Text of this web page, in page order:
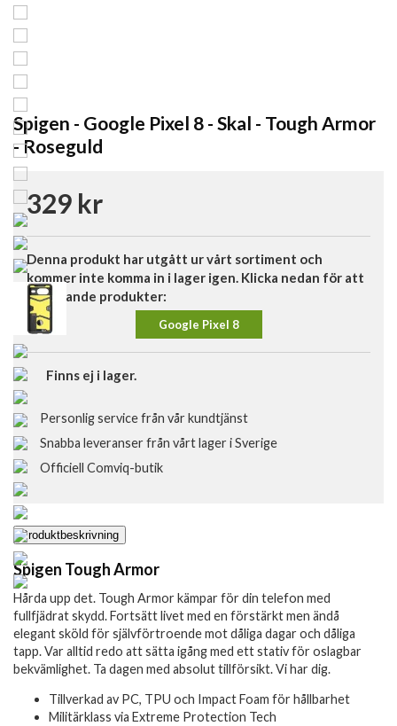
Spigen - Google Pixel 8 - Skal - Tough Armor
- Roseguld
329 kr
Denna produkt har utgått ur vårt sortiment och
kommer inte komma in i lager igen. Klicka nedan för att
se liknande produkter:
Google Pixel 8
Finns ej i lager.
Personlig service från vår kundtjänst
Snabba leveranser från vårt lager i Sverige
Officiell Comviq-butik
Produktbeskrivning
Spigen Tough Armor
Hårda upp det. Tough Armor kämpar för din telefon med
fullfjädrat skydd. Fortsätt livet med en förstärkt men ändå
elegant sköld för självförtroende mot dåliga dagar och dåliga
tapp. Var alltid redo att sätta igång med ett stativ för oslagbar
bekvämlighet. Ta dagen med absolut tillförsikt. Vi har dig.
Tillverkad av PC, TPU och Impact Foam för hållbarhet
Militärklass via Extreme Protection Tech